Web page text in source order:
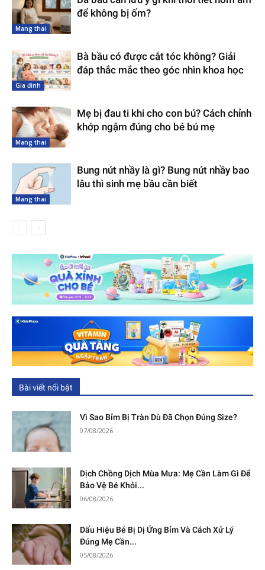
Mang thai
để không bị ốm?
Gia đình
Bà bầu có được cắt tóc không? Giải
đáp thắc mắc theo góc nhìn khoa học
Mang thai
Mẹ bị đau ti khi cho con bú? Cách chỉnh
khớp ngậm đúng cho bé bú mẹ
Mang thai
Bung nút nhầy là gì? Bung nút nhầy bao
lâu thì sinh mẹ bầu cần biết
Bài viết nổi bật
Vì Sao Bỉm Bị Tràn Dù Đã Chọn Đúng Size?
07/08/2026
Dịch Chồng Dịch Mùa Mưa: Mẹ Cần Làm Gì Để
Bảo Vệ Bé Khỏi...
06/08/2026
Dấu Hiệu Bé Bị Dị Ứng Bỉm Và Cách Xử Lý
Đúng Mẹ Cần...
05/08/2026